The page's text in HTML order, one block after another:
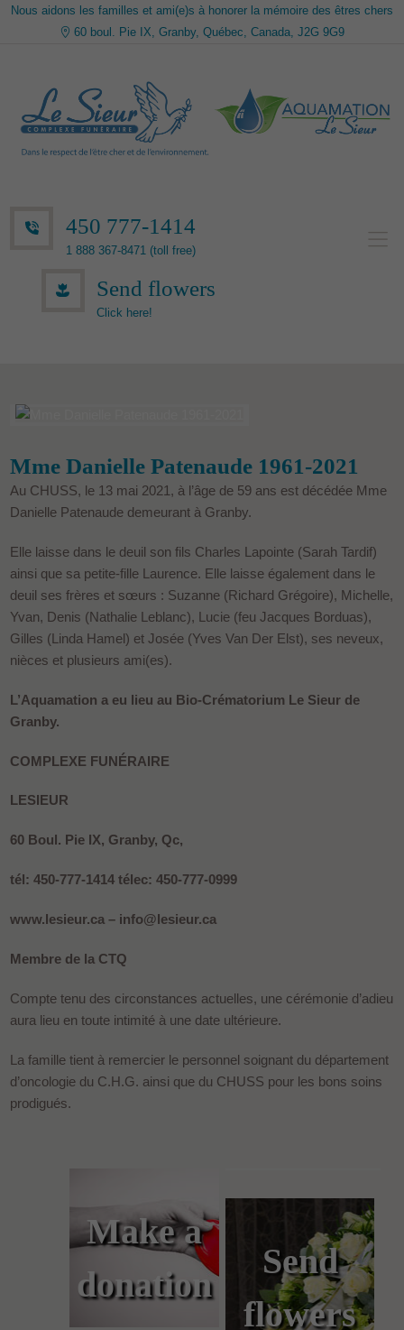
Nous aidons les familles et ami(e)s à honorer la mémoire des êtres chers
60 boul. Pie IX, Granby, Québec, Canada, J2G 9G9
450 777-1414
1 888 367-8471 (toll free)
Send flowers
Click here!
Mme Danielle Patenaude 1961-2021
Au CHUSS, le 13 mai 2021, à l’âge de 59 ans est décédée Mme
Danielle Patenaude demeurant à Granby.
Elle laisse dans le deuil son fils Charles Lapointe (Sarah Tardif)
ainsi que sa petite-fille Laurence. Elle laisse également dans le
deuil ses frères et sœurs : Suzanne (Richard Grégoire), Michelle,
Yvan, Denis (Nathalie Leblanc), Lucie (feu Jacques Borduas),
Gilles (Linda Hamel) et Josée (Yves Van Der Elst), ses neveux,
nièces et plusieurs ami(es).
L’Aquamation a eu lieu au Bio-Crématorium Le Sieur de
Granby.
COMPLEXE FUNÉRAIRE
LESIEUR
60 Boul. Pie IX, Granby, Qc,
tél: 450-777-1414 télec: 450-777-0999
www.lesieur.ca – info@lesieur.ca
Membre de la CTQ
Compte tenu des circonstances actuelles, une cérémonie d’adieu
aura lieu en toute intimité à une date ultérieure.
La famille tient à remercier le personnel soignant du département
d’oncologie du C.H.G. ainsi que du CHUSS pour les bons soins
prodigués.
Make a
donation
Send
flowers